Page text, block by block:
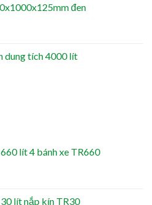
đen
dung tích 4000 lít
lít 4 bánh xe TR660
lít nắp kín TR30